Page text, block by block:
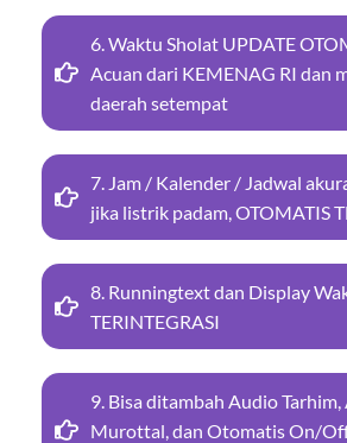
6. Waktu Sholat UPDATE
Acuan dari KEMENAG RI dan
daerah setempat
7. Jam / Kalender / Jadwal
jika listrik padam, OTOMATIS
8. Runningtext dan Display
TERINTEGRASI
9. Bisa ditambah Audio Tarhim,
Murottal, dan Otomatis On/